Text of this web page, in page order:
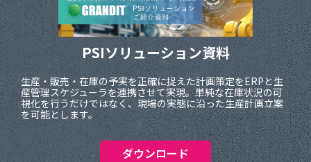
PSIソリューション資料
生産・販売・在庫の予実を正確に捉えた計画策定をERPと生
産管理スケジューラを連携させて実現。単純な在庫状況の可
視化を行うだけではなく、現場の実態に沿った生産計画立案
を可能とします。
ダウンロード